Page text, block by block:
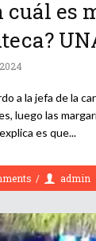
cuál es
a la jefa de la
luego las
es que
admin